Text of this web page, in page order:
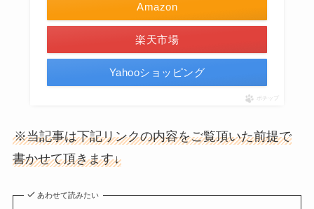
Amazon
楽天市場
Yahooショッピング
ポチップ
※当記事は下記リンクの内容をご覧頂いた前提で
書かせて頂きます↓
あわせて読みたい